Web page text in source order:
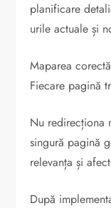
planificare
urile actuale și
Maparea
Fiecare pagină
Nu redirecționa
singură pagină
relevanța și
După